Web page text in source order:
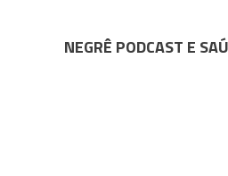
NEGRÊ PODCAST E